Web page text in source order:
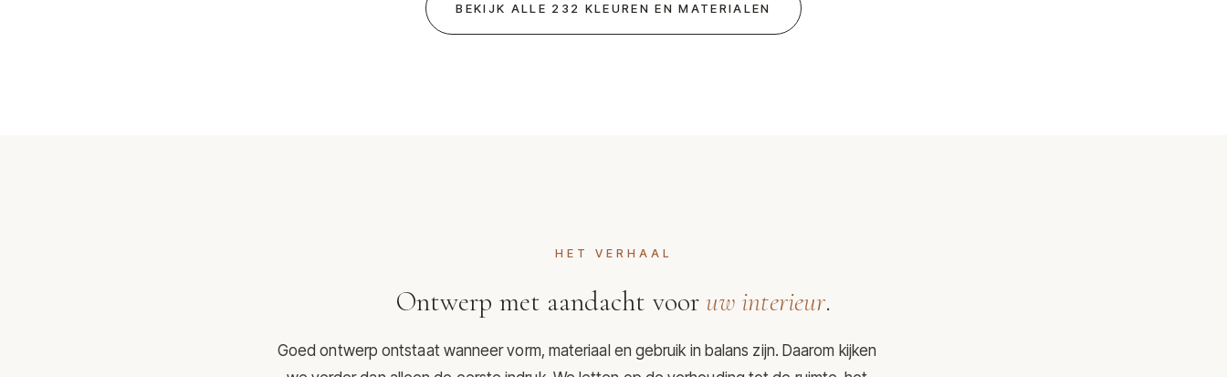
BEKIJK ALLE 232 KLEUREN EN MATERIALEN
HET VERHAAL
Ontwerp met aandacht voor uw interieur.
Goed ontwerp ontstaat wanneer vorm, materiaal en gebruik in balans zijn. Daarom kijken